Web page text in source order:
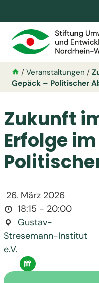
/ Veranstaltungen /
Gepäck – Politischer
Zukunft
Erfolge
26. März 2026
18:15 - 20:00
Gustav-
Stresemann-Institut
e.V.